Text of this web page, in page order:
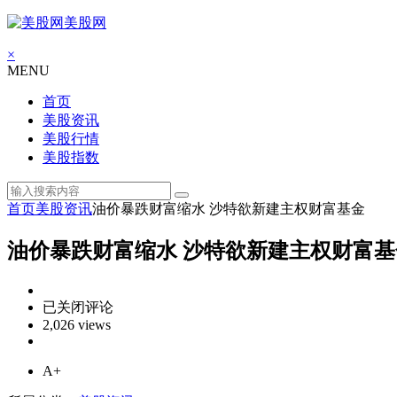
美股网
×
MENU
首页
美股资讯
美股行情
美股指数
首页美股资讯油价暴跌财富缩水 沙特欲新建主权财富基金
油价暴跌财富缩水 沙特欲新建主权财富
油
价
财
已关闭评论
2,026 views
A+